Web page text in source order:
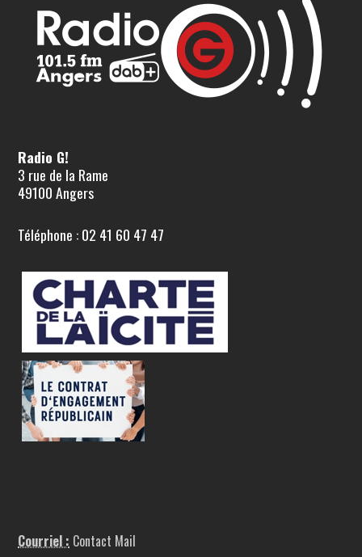
Radio G!
3 rue de la Rame
49100 Angers
Téléphone : 02 41 60 47 47
Courriel : Contact Mail